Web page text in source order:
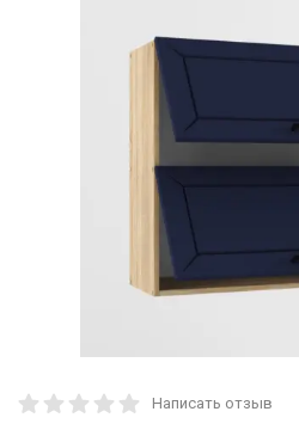
Написать отзыв